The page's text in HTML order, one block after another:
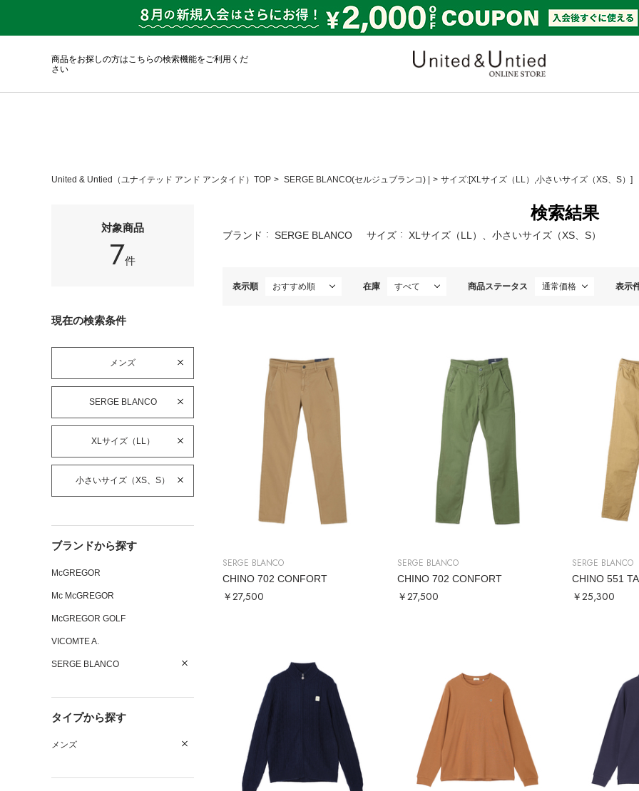
商品をお探しの方はこちらの検索機能をご利用くだ
さい
United & Untied（ユナイテッド アンド アンタイド）TOP SERGE BLANCO(セルジュブランコ) サイズ:[XLサイズ（LL）,小さいサイズ（XS、S）]
対象商品
7件
現在の検索条件
メンズ
SERGE BLANCO
XLサイズ（LL）
小さいサイズ（XS、S）
ブランドから探す
McGREGOR
Mc McGREGOR
McGREGOR GOLF
VICOMTE A.
SERGE BLANCO
タイプから探す
メンズ
検索結果
ブランド SERGE BLANCO サイズ XLサイズ（LL）、小さいサイズ（XS、S）
表示順 在庫 商品ステータス 表示
SERGE BLANCO
CHINO 702 CONFORT
￥27,500
SERGE BLANCO
CHINO 702 CONFORT
￥27,500
SERGE BLANCO
CHINO 551
￥25,300